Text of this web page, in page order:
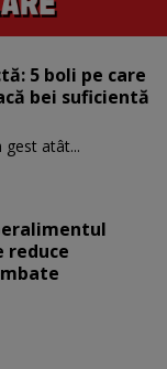
5 boli pe care
bei suficientă
gest atât...
reduce